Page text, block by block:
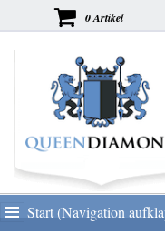
0 Artikel
Start (Navigation